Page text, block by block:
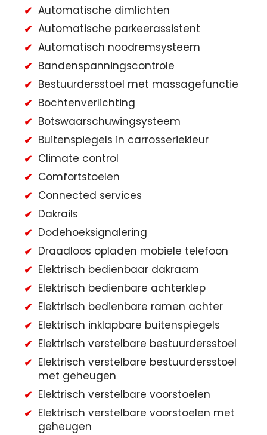
Automatische dimlichten
Automatische parkeerassistent
Automatisch noodremsysteem
Bandenspanningscontrole
Bestuurdersstoel met massagefunctie
Bochtenverlichting
Botswaarschuwingsysteem
Buitenspiegels in carrosseriekleur
Climate control
Comfortstoelen
Connected services
Dakrails
Dodehoeksignalering
Draadloos opladen mobiele telefoon
Elektrisch bedienbaar dakraam
Elektrisch bedienbare achterklep
Elektrisch bedienbare ramen achter
Elektrisch inklapbare buitenspiegels
Elektrisch verstelbare bestuurdersstoel
Elektrisch verstelbare bestuurdersstoel
met geheugen
Elektrisch verstelbare voorstoelen
Elektrisch verstelbare voorstoelen met
geheugen